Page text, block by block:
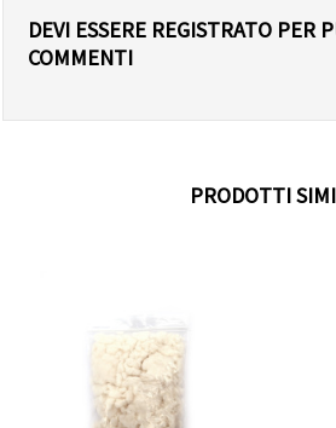
DEVI ESSERE REGISTRATO PER
COMMENTI
PRODOTTI